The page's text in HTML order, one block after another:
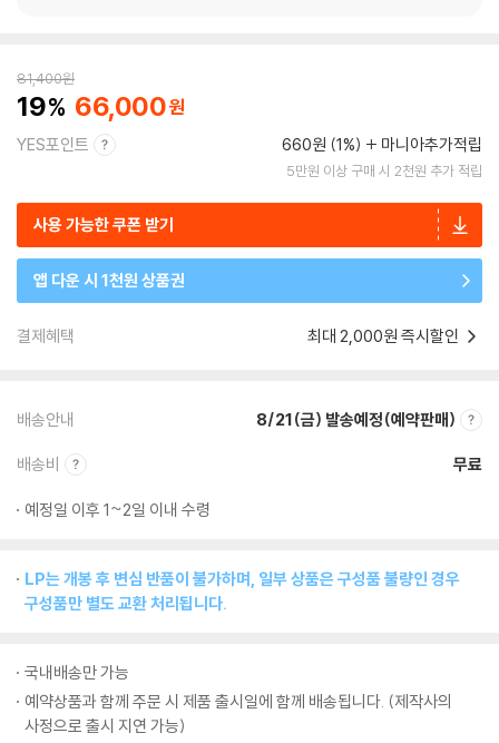
81,400원
19 66,000
YES포인트 660원 (1%) 마니아추가적립
5만원 이상 구매 시 2천원 추가 적립
사용 가능한 쿠폰 받기
앱 다운 시 1천원 상품권
결제혜택 최대 2,000원 즉시할인
배송안내 8/21(금) 발송예정(예약판매)
배송비 무료
예정일 이후 1~2일 이내 수령
LP는 개봉 후 변심 반품이 불가하며, 일부 상품은 구성품 불량인 경우
구성품만 별도 교환 처리됩니다.
국내배송만 가능
예약상품과 함께 주문 시 제품 출시일에 함께 배송됩니다. (제작사의
사정으로 출시 지연 가능)